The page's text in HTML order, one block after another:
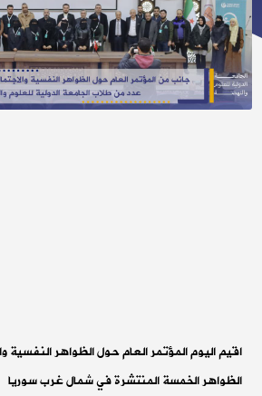
اقيم اليوم المؤتمر العام حول الظواهر النفسية
الظواهر الخمسة المنتشرة في شمال غرب سوريا